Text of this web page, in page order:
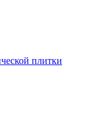
плитки